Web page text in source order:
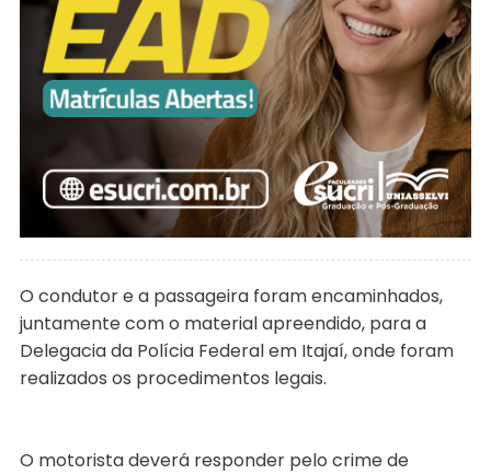
O condutor e a passageira foram encaminhados,
juntamente com o material apreendido, para a
Delegacia da Polícia Federal em Itajaí, onde foram
realizados os procedimentos legais.
O motorista deverá responder pelo crime de